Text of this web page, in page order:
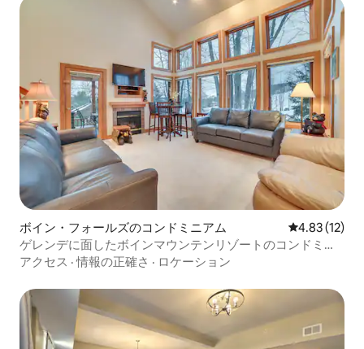
ボイン・フォールズのコンドミニアム レビュー12
4.83 (12)
ゲレンデに面したボインマウンテンリゾートのコンドミニ
アム、デッキ付けて！
アクセス ·情報の正確さ · ロケーション